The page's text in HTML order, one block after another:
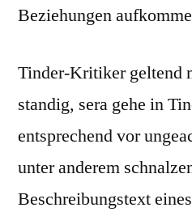
Beziehungen
Tinder-Kritiker geltend
standig, sera gehe in
entsprechend vor
unter anderem
Beschreibungstext